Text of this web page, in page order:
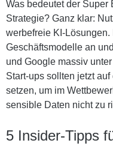
Was bedeutet der Super
Strategie? Ganz klar:
werbefreie KI-
Geschäftsmodelle an
und Google massiv
Start-ups sollten jetzt
setzen, um im
sensible Daten nicht zu
5 Insider-Tipps